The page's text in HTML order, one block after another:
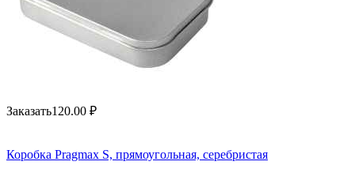
Заказать120.00 ₽
Коробка Pragmax S, прямоугольная, серебристая